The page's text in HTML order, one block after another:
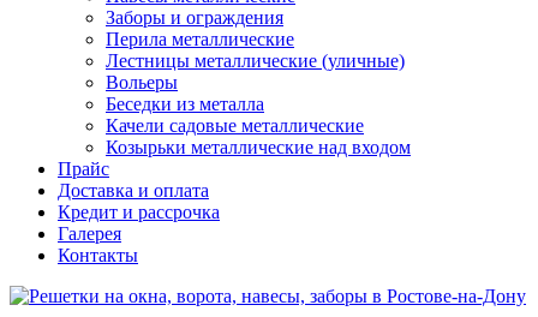
Заборы и ограждения
Перила металлические
Лестницы металлические (уличные)
Вольеры
Беседки из металла
Качели садовые металлические
Козырьки металлические над входом
Прайс
Доставка и оплата
Кредит и рассрочка
Галерея
Контакты